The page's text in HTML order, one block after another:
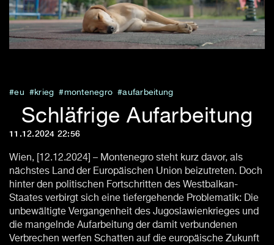
eu krieg montenegro aufarbeitung
Schläfrige Aufarbeitung
11.12.2024 22:56
Wien, [12.12.2024] – Montenegro steht kurz davor, als
nächstes Land der Europäischen Union beizutreten. Doch
hinter den politischen Fortschritten des Westbalkan-
Staates verbirgt sich eine tiefergehende Problematik: Die
unbewältigte Vergangenheit des Jugoslawienkrieges und
die mangelnde Aufarbeitung der damit verbundenen
Verbrechen werfen Schatten auf die europäische Zukunft